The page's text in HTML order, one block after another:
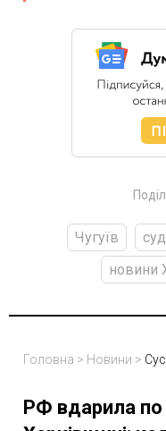
Чугуїв суд
новини
Головна > Новини >
РФ вдарила по